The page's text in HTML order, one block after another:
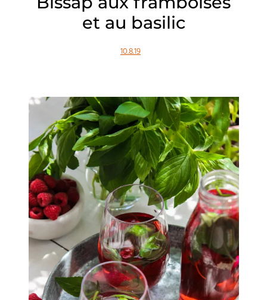
et au basilic
10.8.19